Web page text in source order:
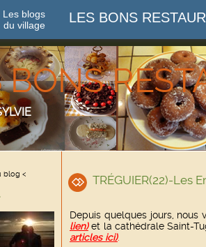
Les blogs
du village
LES BONS
BONS
blog < TRÉGUIER(22)-Les
Depuis quelques jours,
lien)et la cathédrale Saint-
articles ici).